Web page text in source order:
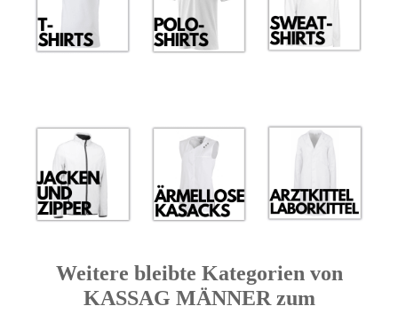
Weitere bleibte Kategorien von
KASSAG MÄNNER zum